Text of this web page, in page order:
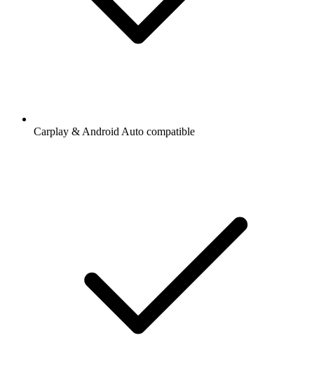
Carplay & Android Auto compatible